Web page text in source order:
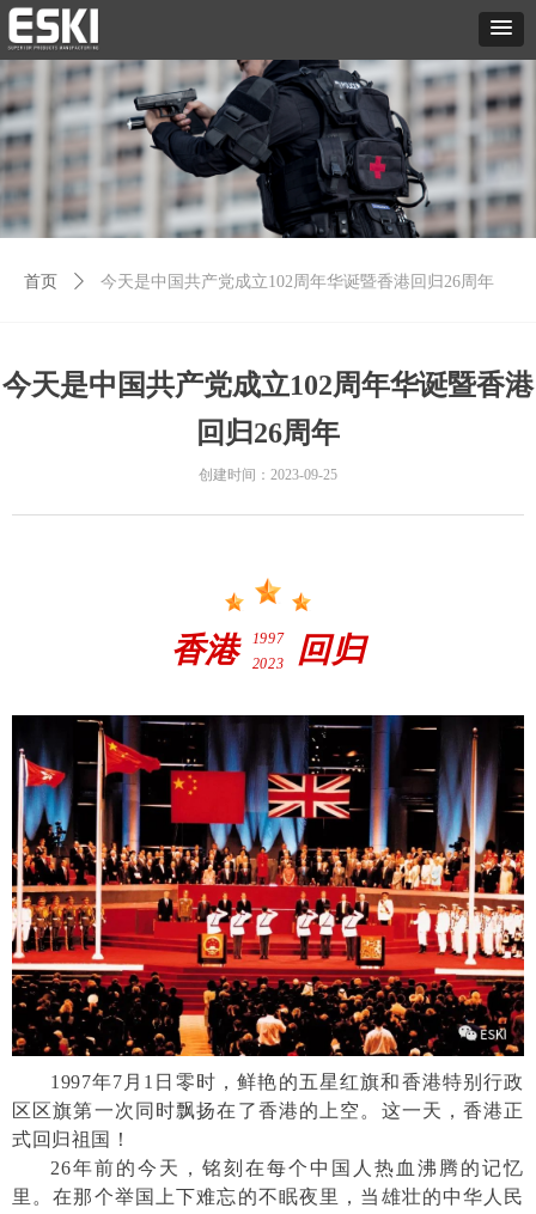
首页 ꄲ 今天是中国共产党成立102周年华诞暨香港回归26周年
今天是中国共产党成立102周年华诞暨香港
回归26周年
香港
1997
2023
回归
1997年7月1日零时，鲜艳的五星红旗和香港特别行政
区区旗第一次同时飘扬在了香港的上空。这一天，香港正
式回归祖国！
26年前的今天，铭刻在每个中国人热血沸腾的记忆
里。在那个举国上下难忘的不眠夜里，当雄壮的中华人民
创建时间： 2023-09-25